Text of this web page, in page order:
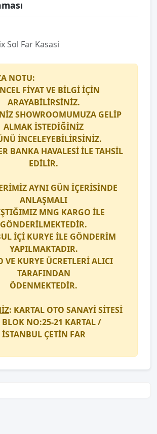
Sol Far Kasasi
NOTU:
FİYAT VE BİLGİ İÇİN
ARAYABİLİRSİNİZ.
SHOWROOMUMUZA GELİP
ALMAK İSTEDİĞİNİZ
İNCELEYEBİLİRSİNİZ.
BANKA HAVALESİ İLE TAHSİL
EDİLİR.
AYNI GÜN İÇERİSİNDE
ANLAŞMALI
MNG KARGO İLE
GÖNDERİLMEKTEDİR.
İÇİ KURYE İLE GÖNDERİM
YAPILMAKTADIR.
VE KURYE ÜCRETLERİ ALICI
TARAFINDAN
ÖDENMEKTEDİR.
: KARTAL OTO SANAYİ SİTESİ
NO:25-21 KARTAL /
İSTANBUL ÇETİN FAR